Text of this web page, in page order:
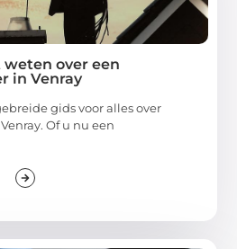
over een
in Venray
gids voor alles over
Of u nu een